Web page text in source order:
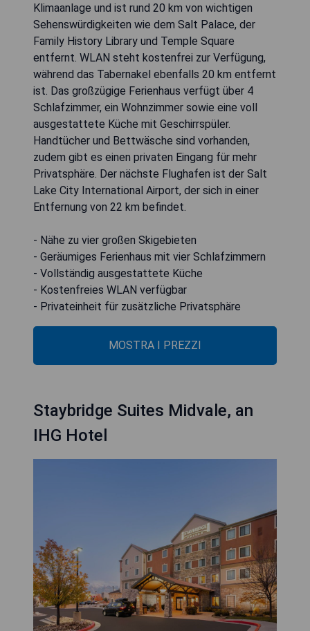
Klimaanlage und ist rund 20 km von wichtigen
Sehenswürdigkeiten wie dem Salt Palace, der
Family History Library und Temple Square
entfernt. WLAN steht kostenfrei zur Verfügung,
während das Tabernakel ebenfalls 20 km entfernt
ist. Das großzügige Ferienhaus verfügt über 4
Schlafzimmer, ein Wohnzimmer sowie eine voll
ausgestattete Küche mit Geschirrspüler.
Handtücher und Bettwäsche sind vorhanden,
zudem gibt es einen privaten Eingang für mehr
Privatsphäre. Der nächste Flughafen ist der Salt
Lake City International Airport, der sich in einer
Entfernung von 22 km befindet.
- Nähe zu vier großen Skigebieten
- Geräumiges Ferienhaus mit vier Schlafzimmern
- Vollständig ausgestattete Küche
- Kostenfreies WLAN verfügbar
- Privateinheit für zusätzliche Privatsphäre
MOSTRA I PREZZI
Staybridge Suites Midvale, an
IHG Hotel